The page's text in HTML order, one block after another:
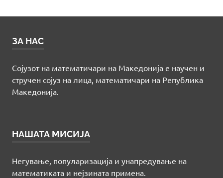
ЗА НАС
Сојузот на математичари на Македонија е научен и
стручен сојуз на лица, математичари на Република
Македонија.
НАШАТА МИСИЈА
Негување, популаризација и унапредување на
математиката и нејзината примена.